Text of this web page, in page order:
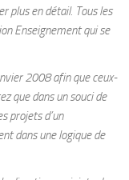
plus en détail. Tous les
Enseignement qui se
2008 afin que ceux-
que dans un souci de
projets d’un
dans une logique de